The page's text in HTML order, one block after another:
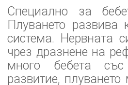
Специално за
Плуването развива
система. Нервната
чрез дразнене на
много бебета
развитие,